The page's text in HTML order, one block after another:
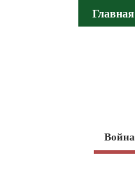
Главная
Война